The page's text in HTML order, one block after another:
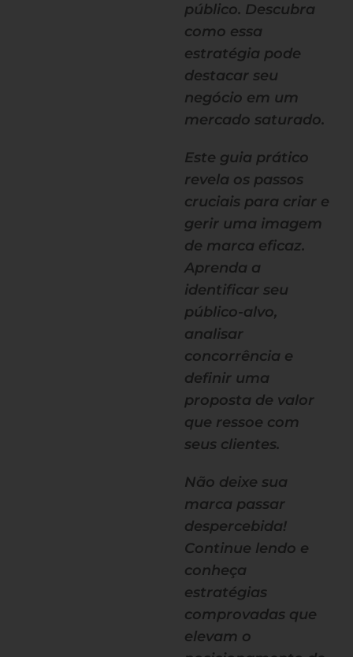
público. Descubra
como essa
estratégia pode
destacar seu
negócio em um
mercado saturado.
Este guia prático
revela os passos
cruciais para criar e
gerir uma imagem
de marca eficaz.
Aprenda a
identificar seu
público-alvo,
analisar
concorrência e
definir uma
proposta de valor
que ressoe com
seus clientes.
Não deixe sua
marca passar
despercebida!
Continue lendo e
conheça
estratégias
comprovadas que
elevam o